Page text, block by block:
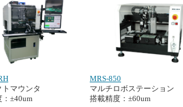
トマウンタ
：±40um
MRS-850
マルチロボステーション
搭載精度：±60um